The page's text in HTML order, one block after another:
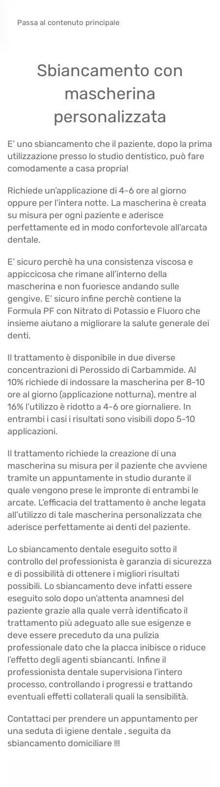
Passa al contenuto principale
Sbiancamento con
mascherina
personalizzata
E’ uno sbiancamento che il paziente, dopo la prima
utilizzazione presso lo studio dentistico, può fare
comodamente a casa propria!
Richiede un’applicazione di 4-6 ore al giorno
oppure per l’intera notte. La mascherina è creata
su misura per ogni paziente e aderisce
perfettamente ed in modo confortevole all’arcata
dentale.
E’ sicuro perchè ha una consistenza viscosa e
appiccicosa che rimane all’interno della
mascherina e non fuoriesce andando sulle
gengive. E’ sicuro infine perchè contiene la
Formula PF con Nitrato di Potassio e Fluoro che
insieme aiutano a migliorare la salute generale dei
denti.
Il trattamento è disponibile in due diverse
concentrazioni di Perossido di Carbammide. Al
10% richiede di indossare la mascherina per 8-10
ore al giorno (applicazione notturna), mentre al
16% l’utilizzo è ridotto a 4-6 ore giornaliere. In
entrambi i casi i risultati sono visibili dopo 5-10
applicazioni.
​Il trattamento richiede la creazione di una
mascherina su misura per il paziente che avviene
tramite un appuntamente in studio durante il
quale vengono prese le impronte di entrambi le
arcate. L’efficacia del trattamento è anche legata
all’utilizzo di tale mascherina personalizzata che
aderisce perfettamente ai denti del paziente.
Lo sbiancamento dentale eseguito sotto il
controllo del professionista è garanzia di sicurezza
e di possibilità di ottenere i migliori risultati
possibili. Lo sbiancamento deve infatti essere
eseguito solo dopo un’attenta anamnesi del
paziente grazie alla quale verrà identificato il
trattamento più adeguato alle sue esigenze e
deve essere preceduto da una pulizia
professionale dato che la placca inibisce o riduce
l’effetto degli agenti sbiancanti. Infine il
professionista dentale supervisiona l’intero
processo, controllando i progressi e trattando
eventuali effetti collaterali quali la sensibilità.
Contattaci per prendere un appuntamento per
una seduta di igiene dentale , seguita da
sbiancamento domiciliare !!!